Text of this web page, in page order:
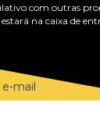
com outras
na caixa de
mail